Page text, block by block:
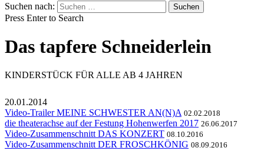
Suchen nach:
Press Enter to Search
Das tapfere Schneiderlein
KINDERSTÜCK FÜR ALLE AB 4 JAHREN
20.01.2014
Video-Trailer MEINE SCHWESTER AN(N)A 02.02.2018
die theaterachse auf der Festung Hohenwerfen 2017 26.06.2017
Video-Zusammenschnitt DAS KONZERT 08.10.2016
Video-Zusammenschnitt DER FROSCHKÖNIG 08.09.2016